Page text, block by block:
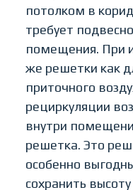
потолком в
требует
помещения. При
же решетки как
приточного
рециркуляции
внутри
решетка. Это
особенно
сохранить